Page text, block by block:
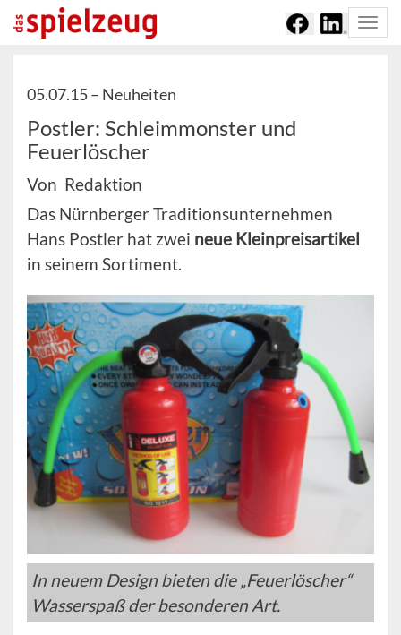
05.07.15 – Neuheiten
Postler: Schleimmonster und
Feuerlöscher
Von Redaktion
Das Nürnberger Traditionsunternehmen
Hans Postler hat zwei neue Kleinpreisartikel
in seinem Sortiment.
In neuem Design bieten die „Feuerlöscher“
Wasserspaß der besonderen Art.